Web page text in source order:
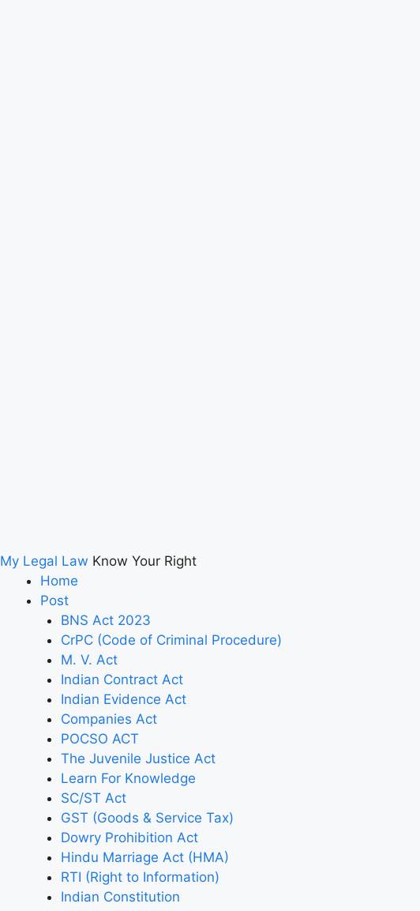
My Legal Law Know Your Right
Home
Post
BNS Act 2023
CrPC (Code of Criminal Procedure)
M. V. Act
Indian Contract Act
Indian Evidence Act
Companies Act
POCSO ACT
The Juvenile Justice Act
Learn For Knowledge
SC/ST Act
GST (Goods & Service Tax)
Dowry Prohibition Act
Hindu Marriage Act (HMA)
RTI (Right to Information)
Indian Constitution